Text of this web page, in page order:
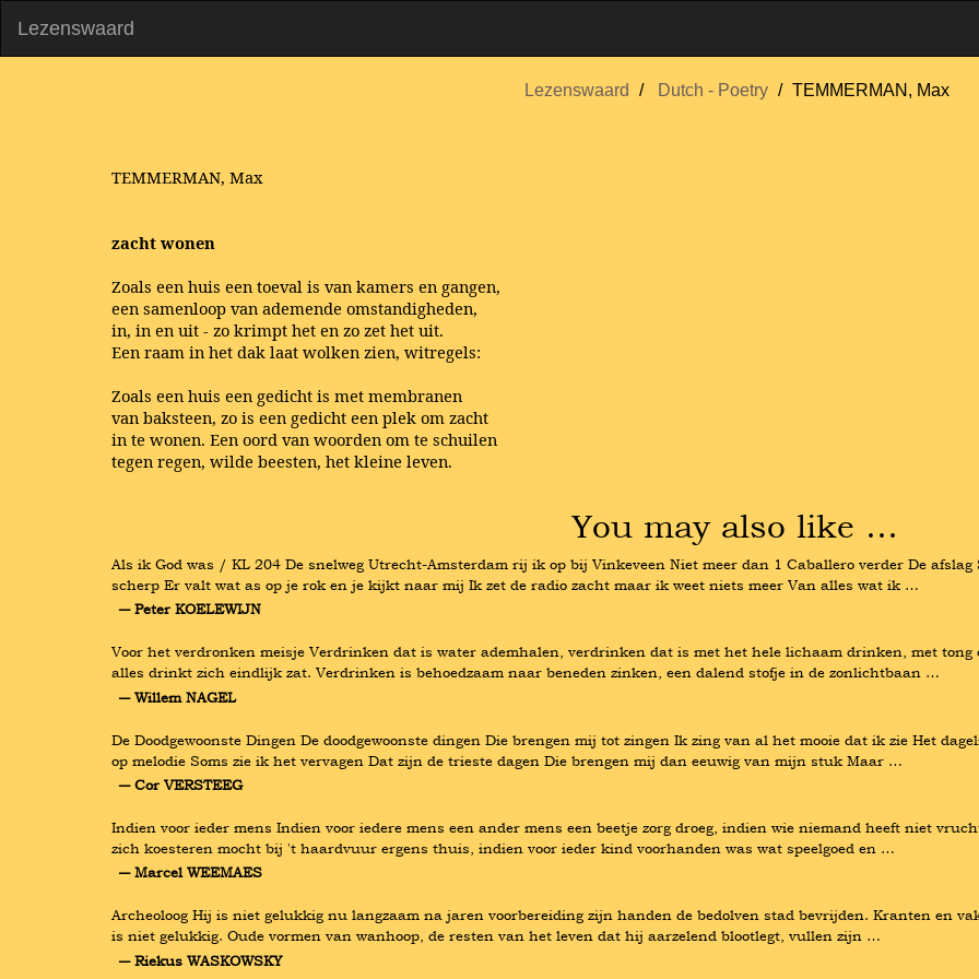
Lezenswaard
Lezenswaard Dutch - Poetry TEMMERMAN, Max
TEMMERMAN, Max
zacht wonen
Zoals een huis een toeval is van kamers en gangen,
een samenloop van ademende omstandigheden,
in, in en uit - zo krimpt het en zo zet het uit.
Een raam in het dak laat wolken zien, witregels:
Zoals een huis een gedicht is met membranen
van baksteen, zo is een gedicht een plek om zacht
in te wonen. Een oord van woorden om te schuilen
tegen regen, wilde beesten, het kleine leven.
You may also like …
Als ik God was / KL 204 De snelweg Utrecht-Amsterdam rij ik op bij Vinkeveen Niet meer dan 1 Caballero verder De
scherp Er valt wat as op je rok en je kijkt naar mij Ik zet de radio zacht maar ik weet niets meer Van alles wat ik …
― Peter KOELEWIJN
Voor het verdronken meisje Verdrinken dat is water ademhalen, verdrinken dat is met het hele lichaam drinken, met tong
alles drinkt zich eindlijk zat. Verdrinken is behoedzaam naar beneden zinken, een dalend stofje in de zonlichtbaan …
― Willem NAGEL
De Doodgewoonste Dingen De doodgewoonste dingen Die brengen mij tot zingen Ik zing van al het mooie dat ik zie Het
op melodie Soms zie ik het vervagen Dat zijn de trieste dagen Die brengen mij dan eeuwig van mijn stuk Maar …
― Cor VERSTEEG
Indien voor ieder mens Indien voor iedere mens een ander mens een beetje zorg droeg, indien wie niemand heeft niet
zich koesteren mocht bij 't haardvuur ergens thuis, indien voor ieder kind voorhanden was wat speelgoed en …
― Marcel WEEMAES
Archeoloog Hij is niet gelukkig nu langzaam na jaren voorbereiding zijn handen de bedolven stad bevrijden. Kranten en
is niet gelukkig. Oude vormen van wanhoop, de resten van het leven dat hij aarzelend blootlegt, vullen zijn …
― Riekus WASKOWSKY